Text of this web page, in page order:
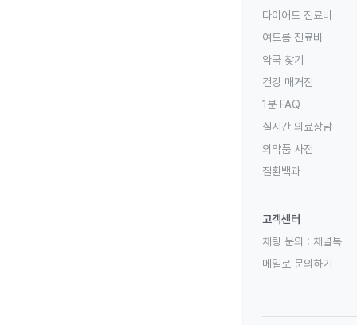
다이어트 진료비
여드름 진료비
약국 찾기
건강 매거진
1분 FAQ
실시간 의료상담
의약품 사전
질환백과
고객센터
채팅 문의 : 채널톡
메일로 문의하기